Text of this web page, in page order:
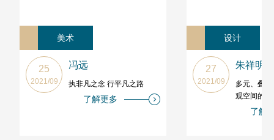
美术
25
2021/09
冯远
执非凡之念 行平凡之路
了解更多
设计
27
2021/09
朱祥明
多元、叠
观空间的
了解